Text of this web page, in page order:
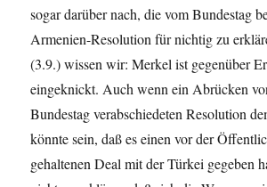
sogar darüber nach, die vom Bundestag
Armenien-Resolution für nichtig zu
(3.9.) wissen wir: Merkel ist gegenüber
eingeknickt. Auch wenn ein Abrücken
Bundestag verabschiedeten Resolution
könnte sein, daß es einen vor der
gehaltenen Deal mit der Türkei gegeben